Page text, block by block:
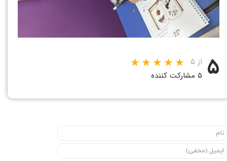
۵ از ۵
۵ مشارکت کننده